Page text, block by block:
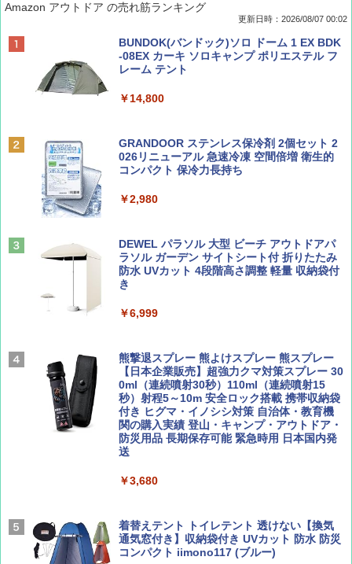
ディズニーファン ２０２６年 ９月号 [雑
誌] (ＤＩＳＮＥＹ ＦＡＮ)
BE-PAL(ビ-パル) 2026年 9 月号【特別付録:
SOTO ミニマル"旅"財布 ランダム2種】
山と溪谷 2026年8月号「南アルプス大全」
￥1,540
￥1,540
AIRLINE（エアライン）2026年9月号【特
集】ボーイング110周年を祝して！
￥1,760
D40 地球の歩き方 チェンマイ タイ北部の魅
力的な町 2026～2027 地球の歩き方D アジア
A09 地球の歩き方 イタリア 2026～2027 地
球の歩き方A ヨーロッパ
地球の歩き方 スター・ウォーズ
￥2,695
ァキア 2026～2027 地球の歩き方A ヨーロッ
パ
￥2,277
新しい日本地理 地図・統計・移動から読み
解く (講談社現代新書)
￥1,540
[キャンパーズコレクション 山善] ポップアッ
プテント 傘みたいに広げて畳める パッとサ
ッとサンシェード キューブ フルクローズ メ
&ハイキング カーキ PATC-150(KH)
PYKES PEAK (パイクスピーク) 着替えテン
人用 折りたたみ 防災グッズ 災害用トイレ ビ
￥4,980
テント ワンタッチ RENEW 幅200 2-3人用 43
￥5,999
[キャンパーズコレクション 山善] 傘みたいに
広げるだけ パッとサッとテント ブラックコ
ーティング フルクローズ メッシュ 3-4人用
簡単設置 ポップアップテント エクルベージ
ュ(BC仕様) PATC-150B(EB)
￥9,990
[キャンパーズコレクション 山善] 傘みたいに
広げるだけ パッとサッとテント キューブワ
イドプラス ブラックコーティング フルクロ
Amazon アウトドア の売れ筋ランキング
更新日時：2026/08/07 00:02
BUNDOK(バンドック)ソロ ドーム 1 EX BDK
-08EX カーキ ソロキャンプ ポリエステル フ
レーム テント
￥14,800
GRANDOOR ステンレス保冷剤 2個セット 2
026リニューアル 急速冷凍 空間倍増 衛生的
コンパクト 保冷力長持ち
￥2,980
DEWEL パラソル 大型 ビーチ アウトドアパ
ラソル ガーデン サイトシート付 折りたたみ
防水 UVカット 4段階高さ調整 軽量 収納袋付
き
￥6,999
熊撃退スプレー 熊よけスプレー 熊スプレー
【日本企業販売】超強力クマ対策スプレー 30
0ml（連続噴射30秒）110ml（連続噴射15
秒）射程5～10m 安全ロック搭載 携帯収納袋
付き ヒグマ・イノシシ対策 自治体・教育機
関の購入実績 登山・キャンプ・アウトドア・
防災用品 長期保存可能 緊急時用 日本国内発
送
￥3,680
着替えテント トイレテント 透けない【換気
通気窓付き】収納袋付き UVカット 防水 防災
コンパクト iimono117 (ブルー)